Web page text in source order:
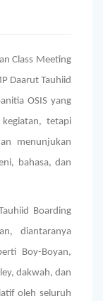
Class Meeting
Daarut Tauhiid
OSIS yang
tetapi
menunjukan
bahasa, dan
Boarding
diantaranya
Boy-Boyan,
dakwah, dan
oleh seluruh